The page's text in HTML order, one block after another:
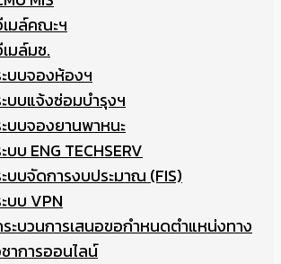
มล์คณะฯ
มล์มช.
บบจองห้องฯ
บบแจ้งซ่อมบำรุงฯ
บบจองยานพาหนะ
บบ ENG TECHSERV
บบจัดการงบประมาณ (FIS)
บบ VPN
ะบวนการเสนอขอกำหนดตำแหน่งทาง
าการออนไลน์